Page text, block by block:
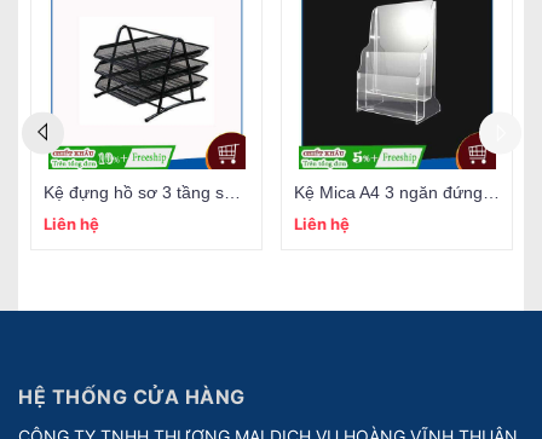
Liên hệ
Liên hệ
HỆ THỐNG CỬA HÀNG